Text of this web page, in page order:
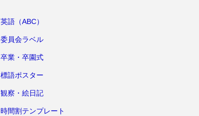
英語（ABC）
委員会ラベル
卒業・卒園式
標語ポスター
観察・絵日記
時間割テンプレート